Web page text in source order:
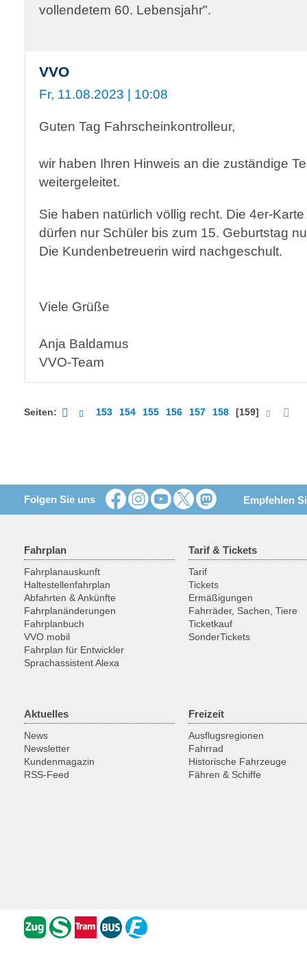
vollendetem 60. Lebensjahr".
VVO
Fr, 11.08.2023 | 10:08
Guten Tag Fahrscheinkontrolleur,
wir haben Ihren Hinweis an die zuständige
weitergeleitet.
Sie haben natürlich völlig recht. Die 4er-
dürfen nur Schüler bis zum 15. Geburtstag
Die Kundenbetreuerin wird nachgeschult.
Viele Grüße
Anja Baldamus
VVO-Team
Seiten: 153 154 155 156 157 158 [159]
Folgen Sie uns Empfehlen
Fahrplan
Fahrplanauskunft
Haltestellenfahrplan
Abfahrten & Ankünfte
Fahrplanänderungen
Fahrplanbuch
VVO mobil
Fahrplan für Entwickler
Sprachassistent Alexa
Tarif & Tickets
Tarif
Tickets
Ermäßigungen
Fahrräder, Sachen, Tiere
Ticketkauf
SonderTickets
Aktuelles
News
Newsletter
Kundenmagazin
RSS-Feed
Freizeit
Ausflugsregionen
Fahrrad
Historische Fahrzeuge
Fähren & Schiffe